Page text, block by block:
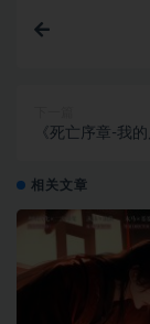
《死亡序章-我
相关文章